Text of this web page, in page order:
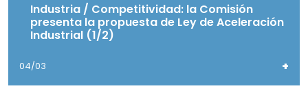
Industria / Competitividad: la Comisión
presenta la propuesta de Ley de Aceleración
Industrial (1/2)
04/03 +